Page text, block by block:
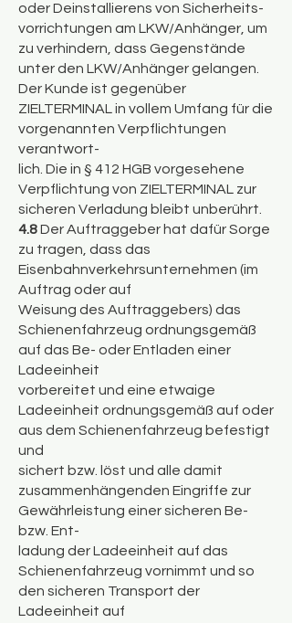
oder Deinstallierens von Sicherheits-
vorrichtungen am LKW/Anhänger, um
zu verhindern, dass Gegenstände
unter den LKW/Anhänger gelangen.
Der Kunde ist gegenüber
ZIELTERMINAL in vollem Umfang für die
vorgenannten Verpflichtungen
verantwort-
lich. Die in § 412 HGB vorgesehene
Verpflichtung von ZIELTERMINAL zur
sicheren Verladung bleibt unberührt.
4.8Der Auftraggeber hat dafür Sorge
zu tragen, dass das
Eisenbahnverkehrsunternehmen (im
Auftrag oder auf
Weisung des Auftraggebers) das
Schienenfahrzeug ordnungsgemäß
auf das Be- oder Entladen einer
Ladeeinheit
vorbereitet und eine etwaige
Ladeeinheit ordnungsgemäß auf oder
aus dem Schienenfahrzeug befestigt
und
sichert bzw. löst und alle damit
zusammenhängenden Eingriffe zur
Gewährleistung einer sicheren Be-
bzw. Ent-
ladung der Ladeeinheit auf das
Schienenfahrzeug vornimmt und so
den sicheren Transport der
Ladeeinheit auf